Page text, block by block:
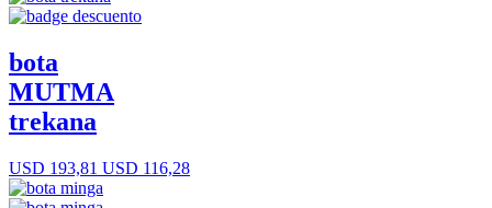
bota
MUTMA
trekana
USD 193,81 USD 116,28